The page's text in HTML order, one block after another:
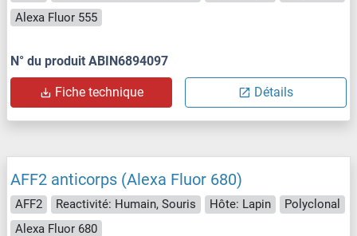
Alexa Fluor 555
N° du produit ABIN6894097
Fiche technique Détails
AFF2 anticorps (Alexa Fluor 680)
AFF2 Reactivité: Humain, Souris Hôte: Lapin
Polyclonal
Alexa Fluor 680